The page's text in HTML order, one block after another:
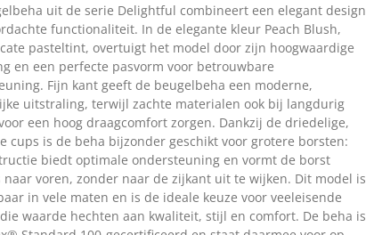
uit de serie Delightful combineert een elegant design
functionaliteit. In de elegante kleur Peach Blush,
pasteltint, overtuigt het model door zijn hoogwaardige
en een perfecte pasvorm voor betrouwbare
Fijn kant geeft de beugelbeha een moderne,
uitstraling, terwijl zachte materialen ook bij langdurig
een hoog draagcomfort zorgen. Dankzij de driedelige,
cups is de beha bijzonder geschikt voor grotere borsten:
biedt optimale ondersteuning en vormt de borst
naar voren, zonder naar de zijkant uit te wijken. Dit model is
in vele maten en is de ideale keuze voor veeleisende
waarde hechten aan kwaliteit, stijl en comfort. De beha is